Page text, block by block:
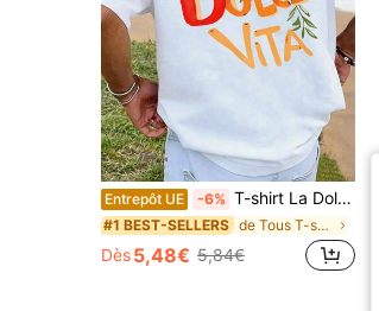
Entrepôt UE -6% T-shirt La Dolce Vita avec motif citron italien, t-shirt décontracté pour hommes, ample et confortable, style rétro de villégiature d'Europe du Sud, t
#1 BEST-SELLERS de Tous T-shirts pour hommes
Dès5,48€ 5,84€